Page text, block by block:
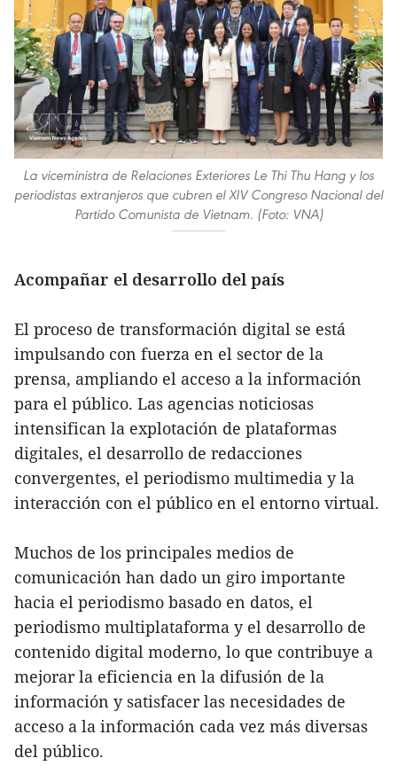
La viceministra de Relaciones Exteriores Le Thi Thu Hang y los
periodistas extranjeros que cubren el XIV Congreso Nacional del
Partido Comunista de Vietnam. (Foto: VNA)
Acompañar el desarrollo del país
El proceso de transformación digital se está
impulsando con fuerza en el sector de la
prensa, ampliando el acceso a la información
para el público. Las agencias noticiosas
intensifican la explotación de plataformas
digitales, el desarrollo de redacciones
convergentes, el periodismo multimedia y la
interacción con el público en el entorno virtual.
Muchos de los principales medios de
comunicación han dado un giro importante
hacia el periodismo basado en datos, el
periodismo multiplataforma y el desarrollo de
contenido digital moderno, lo que contribuye a
mejorar la eficiencia en la difusión de la
información y satisfacer las necesidades de
acceso a la información cada vez más diversas
del público.